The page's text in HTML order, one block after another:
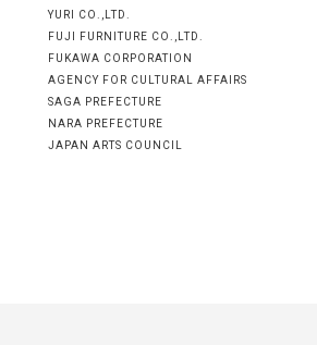
YURI CO.,LTD.
FUJI FURNITURE CO.,LTD.
FUKAWA CORPORATION
AGENCY FOR CULTURAL AFFAIRS
SAGA PREFECTURE
NARA PREFECTURE
JAPAN ARTS COUNCIL